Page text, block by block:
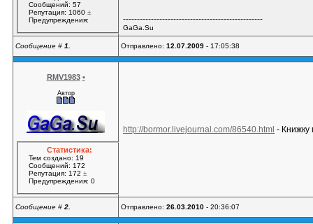
Сообщений: 57
Репутация: 1060±
Предупреждения:
--------------------------------------------------
GaGa.Su
Сообщение # 1. Отправлено: 12.07.2009 - 17:05:38
RMV1983 •
Автор
Статистика:
Тем создано: 19
Сообщений: 172
Репутация: 172±
Предупреждения: 0
http://bormor.livejournal.com/86540.html - Книжку
Сообщение # 2. Отправлено: 26.03.2010 - 20:36:07